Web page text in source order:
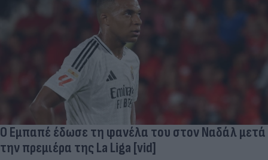
Ο Εμπαπέ έδωσε τη φανέλα του στον Ναδάλ μετά
την πρεμιέρα της La Liga [vid]